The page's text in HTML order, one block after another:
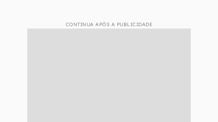
CONTINUA APÓS A PUBLICIDADE